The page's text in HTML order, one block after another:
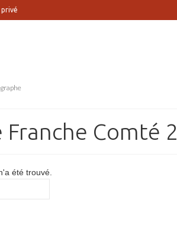
privé
Franche Comté
été trouvé.